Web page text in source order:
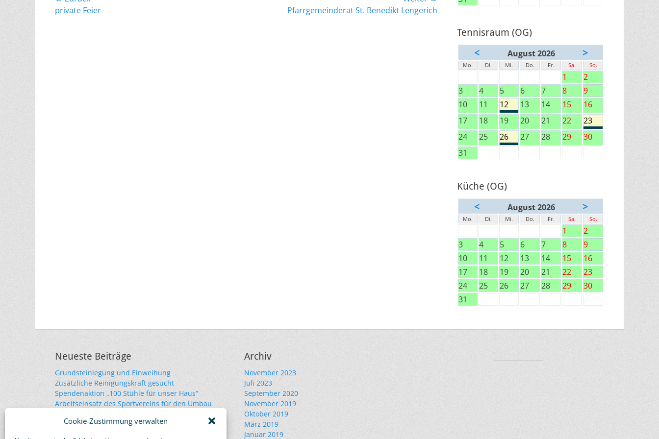
Cookie-Zustimmung verwalten
Vorheriger
private Feier Pfarrgemeinderat St. Benedikt Lengerich
Tennisraum (OG)
< August 2026 >
Mo. Di. Mi. Do. Fr. Sa. So.
1
2
3
4 5 6 7 8
9
10
11 12 13 14 15
16
17
18 19 20 21 22
23
24
25 26 27 28 29
30
31
Küche (OG)
< August 2026 >
Mo. Di. Mi. Do. Fr. Sa. So.
1
2
3
4 5 6 7 8
9
10
11 12 13 14 15
16
17
18 19 20 21 22
23
24
25 26 27 28 29
30
31
Neueste Beiträge
Grundsteinlegung und Einweihung
Zusätzliche Reinigungskraft gesucht
Spendenaktion „100 Stühle für unser Haus“
Arbeitseinsatz des Sportvereins für den Umbau
Eigenleistungen
Archiv
November 2023
Juli 2023
September 2020
November 2019
Oktober 2019
März 2019
Januar 2019